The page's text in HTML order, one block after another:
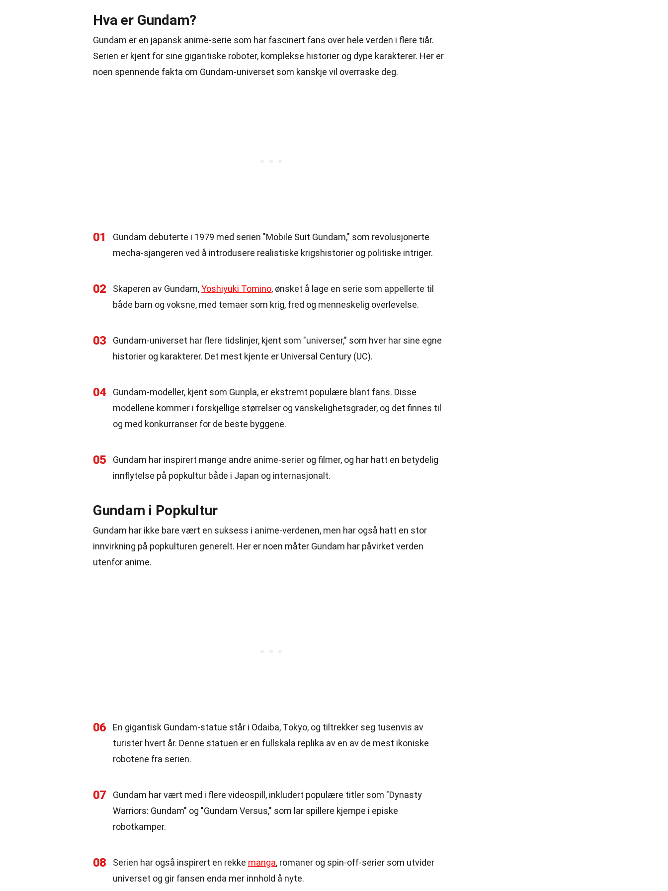
Hva er Gundam?
Gundam er en japansk anime-serie som har fascinert fans over hele verden i flere tiår.
Serien er kjent for sine gigantiske roboter, komplekse historier og dype karakterer. Her er
noen spennende fakta om Gundam-universet som kanskje vil overraske deg.
01
Gundam debuterte i 1979 med serien "Mobile Suit Gundam," som revolusjonerte
mecha-sjangeren ved å introdusere realistiske krigshistorier og politiske intriger.
02 Skaperen av Gundam,Yoshiyuki Tomino, ønsket å lage en serie som appellerte til
både barn og voksne, med temaer som krig, fred og menneskelig overlevelse.
03
Gundam-universet har flere tidslinjer, kjent som "universer," som hver har sine egne
historier og karakterer. Det mest kjente er Universal Century (UC).
04
Gundam-modeller, kjent som Gunpla, er ekstremt populære blant fans. Disse
modellene kommer i forskjellige størrelser og vanskelighetsgrader, og det finnes til
og med konkurranser for de beste byggene.
05
Gundam har inspirert mange andre anime-serier og filmer, og har hatt en betydelig
innflytelse på popkultur både i Japan og internasjonalt.
Gundam i Popkultur
Gundam har ikke bare vært en suksess i anime-verdenen, men har også hatt en stor
innvirkning på popkulturen generelt. Her er noen måter Gundam har påvirket verden
utenfor anime.
06
En gigantisk Gundam-statue står i Odaiba, Tokyo, og tiltrekker seg tusenvis av
turister hvert år. Denne statuen er en fullskala replika av en av de mest ikoniske
robotene fra serien.
07
Gundam har vært med i flere videospill, inkludert populære titler som "Dynasty
Warriors: Gundam" og "Gundam Versus," som lar spillere kjempe i episke
robotkamper.
08 Serien har også inspirert en rekke manga, romaner og spin-off-serier som utvider
universet og gir fansen enda mer innhold å nyte.